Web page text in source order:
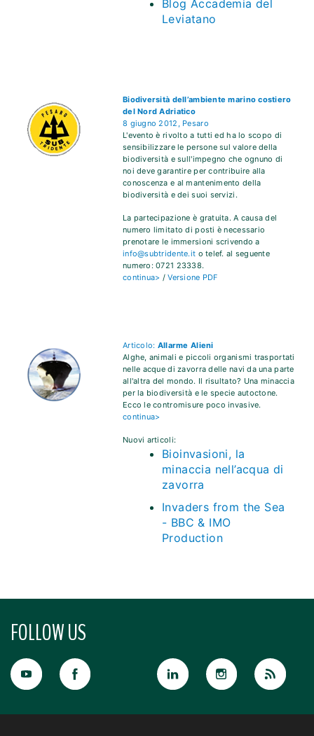
Blog Accademia del
Leviatano
Biodiversità dell’ambiente marino costiero
del Nord Adriatico
8 giugno 2012, Pesaro
L'evento è rivolto a tutti ed ha lo scopo di
sensibilizzare le persone sul valore della
biodiversità e sull'impegno che ognuno di
noi deve garantire per contribuire alla
conoscenza e al mantenimento della
biodiversità e dei suoi servizi.
La partecipazione è gratuita. A causa del
numero limitato di posti è necessario
prenotare le immersioni scrivendo a
info@subtridente.it o telef. al seguente
numero: 0721 23338.
continua> /Versione PDF
Articolo: Allarme Alieni
Alghe, animali e piccoli organismi trasportati
nelle acque di zavorra delle navi da una parte
all'altra del mondo. Il risultato? Una minaccia
per la biodiversità e le specie autoctone.
Ecco le contromisure poco invasive.
continua>
Nuovi articoli:
Bioinvasioni, la
minaccia nell’acqua di
zavorra
Invaders from the Sea
- BBC & IMO
Production
FOLLOW US